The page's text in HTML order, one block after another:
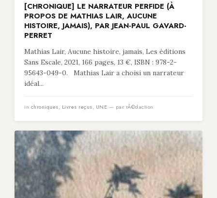
[CHRONIQUE] LE NARRATEUR PERFIDE (À
PROPOS DE MATHIAS LAIR, AUCUNE
HISTOIRE, JAMAIS), PAR JEAN-PAUL GAVARD-
PERRET
Mathias Lair, Aucune histoire, jamais, Les éditions
Sans Escale, 2021, 166 pages, 13 €, ISBN : 978-2-
95643-049-0. Mathias Lair a choisi un narrateur
idéal...
in chroniques, Livres reçus, UNE — par rÃ©daction